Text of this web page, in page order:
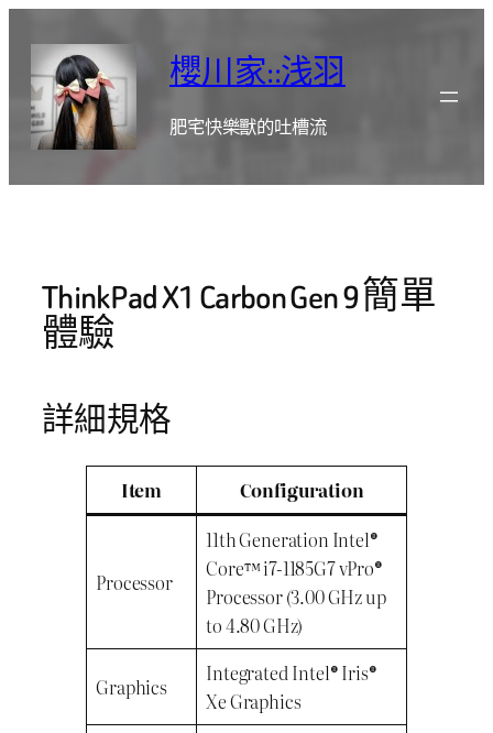
櫻川家::浅羽
肥宅快樂獸的吐槽流
ThinkPad X1 Carbon Gen 9 簡單
體驗
詳細規格
Item Configuration
Processor
11th Generation Intel®
Core™ i7-1185G7 vPro®
Processor (3.00 GHz up
to 4.80 GHz)
Graphics
Integrated Intel® Iris®
Xe Graphics